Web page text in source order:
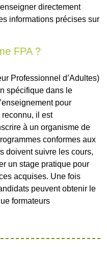
directement
informations précises sur
FPA ?
Professionnel d’Adultes)
spécifique dans le
pour
il est
à un organisme de
conformes aux
doivent suivre les cours,
un stage pratique pour
acquises. Une fois
peuvent obtenir le
formateurs